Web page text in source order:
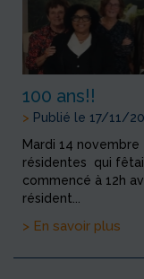
100 ans!!
> Publié le 17/11/
Mardi 14 novembre
résidentes qui
commencé à 12h
résident...
> En savoir plus